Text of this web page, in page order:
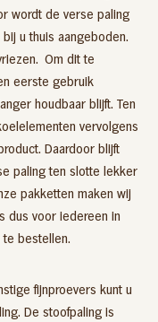
wordt de verse paling
u thuis aangeboden.
Om dit te
eerste gebruik
houdbaar blijft. Ten
vervolgens
Daardoor blijft
paling ten slotte lekker
pakketten maken wij
dus voor iedereen in
bestellen.
fijnproevers kunt u
. De stoofpaling is